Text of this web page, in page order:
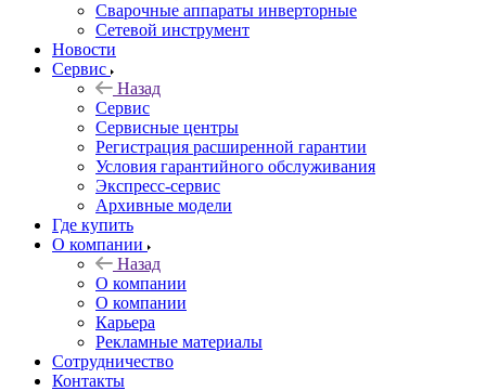
Сварочные аппараты инверторные
Сетевой инструмент
Новости
Сервис
Назад
Сервис
Сервисные центры
Регистрация расширенной гарантии
Условия гарантийного обслуживания
Экспресс-сервис
Архивные модели
Где купить
О компании
Назад
О компании
О компании
Карьера
Рекламные материалы
Сотрудничество
Контакты